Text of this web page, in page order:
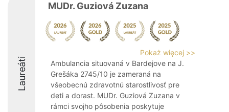
Laureáti
MUDr. Guziová Zuzana
Pokaż więcej >>
Ambulancia situovaná v Bardejove na J.
Grešáka 2745/10 je zameraná na
všeobecnú zdravotnú starostlivosť pre
deti a dorast. MUDr. Guziová Zuzana v
rámci svojho pôsobenia poskytuje